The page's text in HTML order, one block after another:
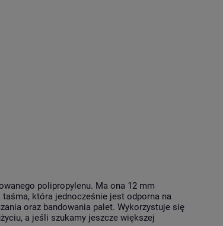
polipropylenu. Ma ona 12 mm
która jednocześnie jest odporna na
oraz bandowania palet. Wykorzystuje się
a jeśli szukamy jeszcze większej